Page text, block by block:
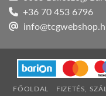
+36 70 453 6796
FŐOLDAL FIZETÉS,